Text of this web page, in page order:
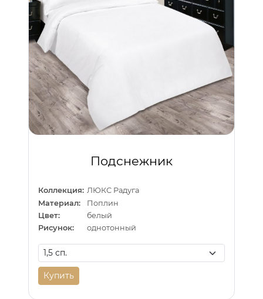
Подснежник
Коллекция: ЛЮКС Радуга
Материал:
Поплин
Цвет:
белый
Рисунок:
однотонный
Купить